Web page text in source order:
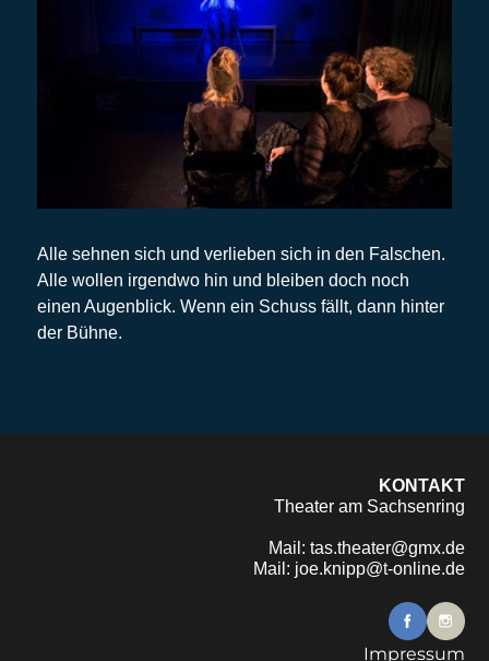
Alle sehnen sich und verlieben sich in den Falschen.
Alle wollen irgendwo hin und bleiben doch noch
einen Augenblick. Wenn ein Schuss fällt, dann hinter
der Bühne.
KONTAKT
Theater am Sachsenring
Mail: tas.theater@gmx.de
Mail: joe.knipp@t-online.de
Impressum